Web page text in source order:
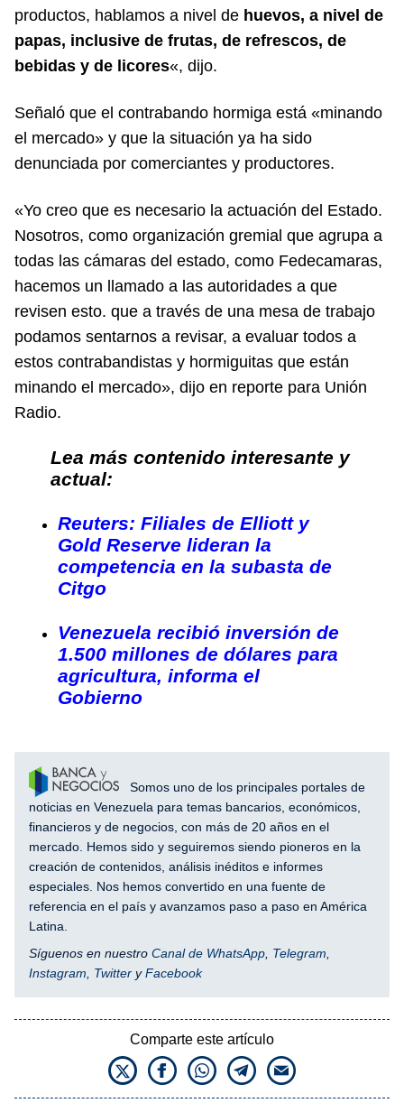
productos, hablamos a nivel de huevos, a nivel de
papas, inclusive de frutas, de refrescos, de
bebidas y de licores«, dijo.
Señaló que el contrabando hormiga está «minando
el mercado» y que la situación ya ha sido
denunciada por comerciantes y productores.
«Yo creo que es necesario la actuación del Estado.
Nosotros, como organización gremial que agrupa a
todas las cámaras del estado, como Fedecamaras,
hacemos un llamado a las autoridades a que
revisen esto. que a través de una mesa de trabajo
podamos sentarnos a revisar, a evaluar todos a
estos contrabandistas y hormiguitas que están
minando el mercado», dijo en reporte para Unión
Radio.
Lea más contenido interesante y
actual:
Reuters: Filiales de Elliott y
Gold Reserve lideran la
competencia en la subasta de
Citgo
Venezuela recibió inversión de
1.500 millones de dólares para
agricultura, informa el
Gobierno
Somos uno de los principales portales de
noticias en Venezuela para temas bancarios, económicos,
financieros y de negocios, con más de 20 años en el
mercado. Hemos sido y seguiremos siendo pioneros en la
creación de contenidos, análisis inéditos e informes
especiales. Nos hemos convertido en una fuente de
referencia en el país y avanzamos paso a paso en América
Latina.
Síguenos en nuestro Canal de WhatsApp Telegram
Instagram
Twitter yFacebook
Comparte este artículo